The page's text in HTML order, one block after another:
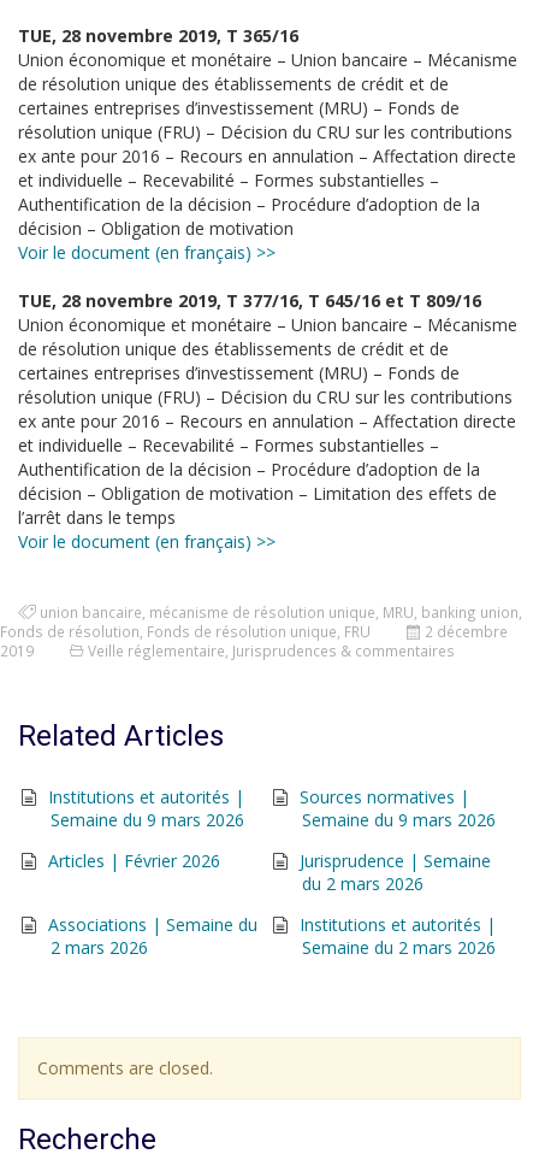
TUE, 28 novembre 2019, T 365/16
Union économique et monétaire – Union bancaire – Mécanisme
de résolution unique des établissements de crédit et de
certaines entreprises d’investissement (MRU) – Fonds de
résolution unique (FRU) – Décision du CRU sur les contributions
ex ante pour 2016 – Recours en annulation – Affectation directe
et individuelle – Recevabilité – Formes substantielles –
Authentification de la décision – Procédure d’adoption de la
décision – Obligation de motivation
Voir le document (en français) >>
TUE, 28 novembre 2019, T 377/16, T 645/16 et T 809/16
Union économique et monétaire – Union bancaire – Mécanisme
de résolution unique des établissements de crédit et de
certaines entreprises d’investissement (MRU) – Fonds de
résolution unique (FRU) – Décision du CRU sur les contributions
ex ante pour 2016 – Recours en annulation – Affectation directe
et individuelle – Recevabilité – Formes substantielles –
Authentification de la décision – Procédure d’adoption de la
décision – Obligation de motivation – Limitation des effets de
l’arrêt dans le temps
Voir le document (en français) >>
union bancaire mécanisme de résolution unique MRU banking union
Fonds de résolution Fonds de résolution unique FRU
2 décembre
2019
Veille réglementaire Jurisprudences & commentaires
Related Articles
Institutions et autorités |
Semaine du 9 mars 2026
Sources normatives |
Semaine du 9 mars 2026
Articles | Février 2026
Jurisprudence | Semaine
du 2 mars 2026
Associations | Semaine du
2 mars 2026
Institutions et autorités |
Semaine du 2 mars 2026
Comments are closed.
Recherche